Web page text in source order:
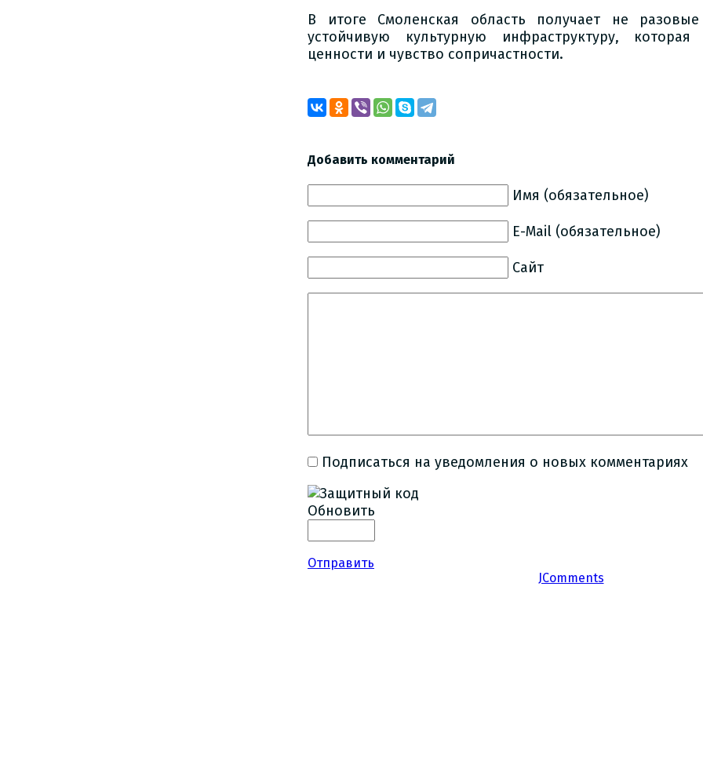
В итоге Смоленская область получает не
устойчивую культурную инфраструктуру,
ценности и чувство сопричастности.
Добавить комментарий
Имя (обязательное)
E-Mail (обязательное)
Сайт
Подписаться на уведомления о новых комментариях
Обновить
Отправить
JComments